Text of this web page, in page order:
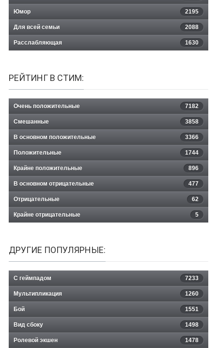
Юмор 2195
Для всей семьи 2088
Расслабляющая 1630
РЕЙТИНГ В СТИМ:
Очень положительные 7182
Смешанные 3858
В основном положительные 3366
Положительные 1744
Крайне положительные 896
В основном отрицательные 477
Отрицательные 62
Крайне отрицательные 5
ДРУГИЕ ПОПУЛЯРНЫЕ:
С геймпадом 7233
Мультипликация 1260
Бой 1551
Вид сбоку 1498
Ролевой экшен 1478